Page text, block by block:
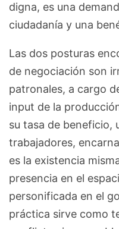
digna, es una
ciudadanía y una
Las dos posturas
de negociación son
patronales, a cargo
input de la
su tasa de beneficio,
trabajadores,
es la existencia
presencia en el
personificada en el
práctica sirve como